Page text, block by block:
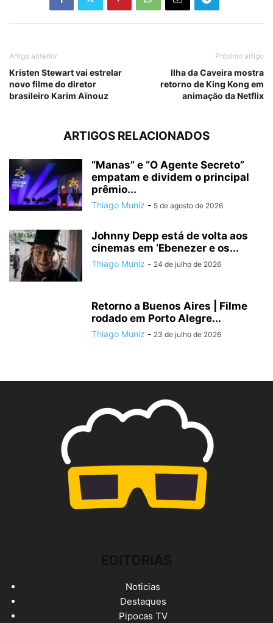
Artigo anterior
Kristen Stewart vai estrelar
novo filme do diretor
brasileiro Karim Aïnouz
Próximo artigo
Ilha da Caveira mostra
retorno de King Kong em
animação da Netflix
ARTIGOS RELACIONADOS
“Manas” e “O Agente Secreto”
empatam e dividem o principal
prêmio...
Thiago Muniz - 5 de agosto de 2026
Johnny Depp está de volta aos
cinemas em ‘Ebenezer e os...
Thiago Muniz - 24 de julho de 2026
Retorno a Buenos Aires | Filme
rodado em Porto Alegre...
Thiago Muniz - 23 de julho de 2026
Noticias
Destaques
Pipocas TV